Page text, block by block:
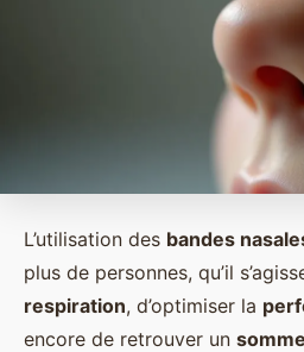
L’utilisation des bandes
plus de personnes, qu’il
respiration, d’optimiser la
encore de retrouver un